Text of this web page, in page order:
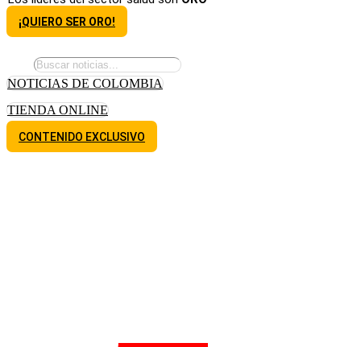
¡QUIERO SER ORO!
NOTICIAS DE COLOMBIA
TIENDA ONLINE
CONTENIDO EXCLUSIVO